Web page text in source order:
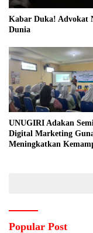
Kabar Duka! Advokat
Dunia
UNUGIRI Adakan
Digital Marketing
Meningkatkan
Popular Post